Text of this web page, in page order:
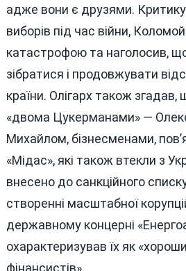
адже вони є друзями.
виборів під час війни,
катастрофою та наголосив,
зібратися і продовжувати
країни. Олігарх також згадав,
«двома Цукерманами» —
Михайлом, бізнесменами,
«Мідас», які також втекли з
внесено до санкційного
створенні масштабної
державному концерні
охарактеризував їх як
фінансистів».